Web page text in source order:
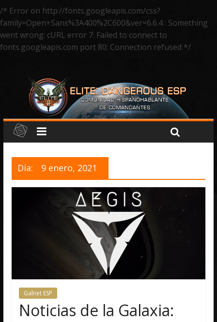
/* Error on http://fonts.googleapis.com/css?
family=Open+Sans%3A400%2C600&ver=6.6.4 : Something
went wrong: cURL error 7: Failed to connect to
fonts.googleapis.com port 80: Connection refused */
Día: 9 enero, 2021
Galnet ESP
Noticias de la Galaxia: